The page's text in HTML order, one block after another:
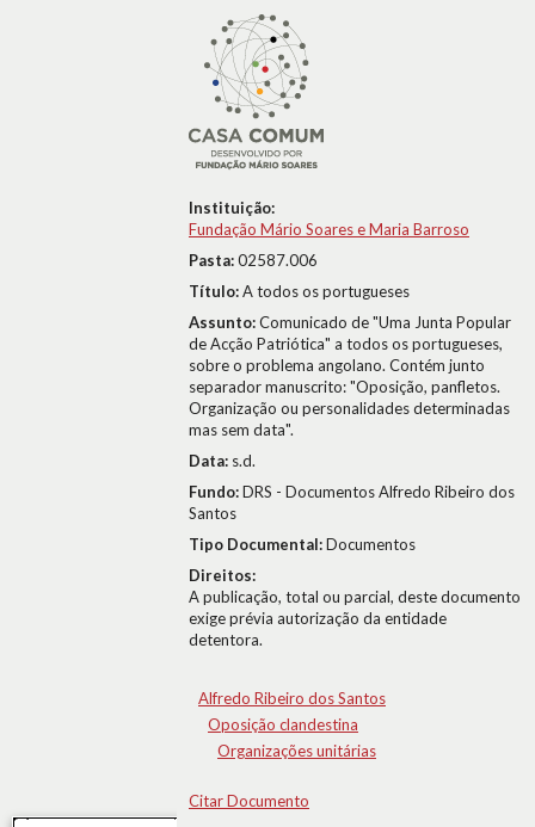
Instituição:
Fundação Mário Soares e Maria Barroso
Pasta:02587.006
Título:A todos os portugueses
Assunto:Comunicado de "Uma Junta Popular
de Acção Patriótica" a todos os portugueses,
sobre o problema angolano. Contém junto
separador manuscrito: "Oposição, panfletos.
Organização ou personalidades determinadas
mas sem data".
Data: s.d.
Fundo:DRS - Documentos Alfredo Ribeiro dos
Santos
Tipo Documental:Documentos
Direitos:
A publicação, total ou parcial, deste documento
exige prévia autorização da entidade
detentora.
Alfredo Ribeiro dos Santos
Oposição clandestina
Organizações unitárias
Citar Documento